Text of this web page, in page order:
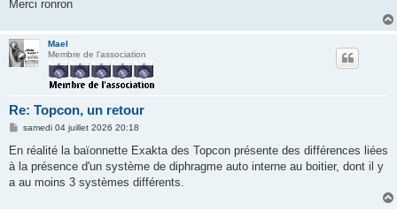
Merci ronron
Mael
Membre de l'association
Re: Topcon, un retour
M
s
a
g
samedi 04 juillet 2026 20:18
En réalité la baïonnette Exakta des Topcon présente des différences liées
à la présence d'un système de diphragme auto interne au boitier, dont il y
a au moins 3 systèmes différents.